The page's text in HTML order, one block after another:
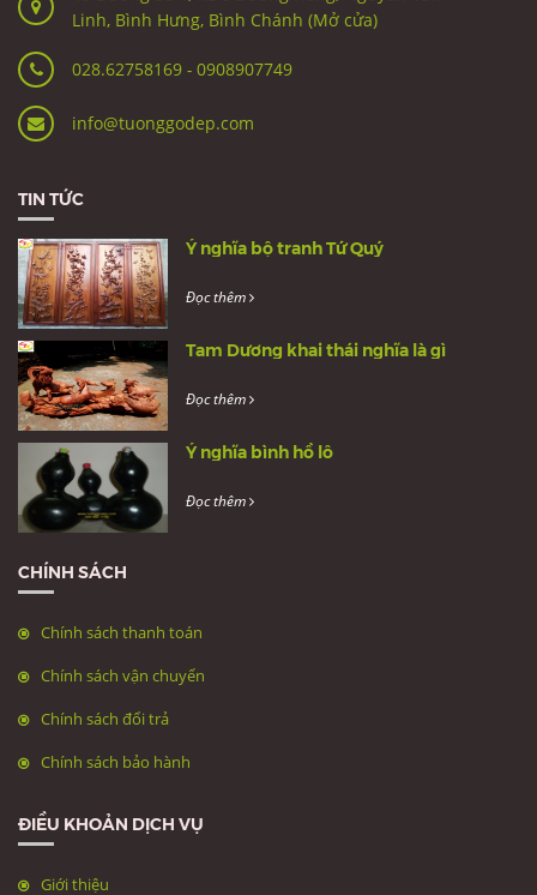
Linh, Bình Hưng, Bình Chánh (Mở cửa)
028.62758169 - 0908907749
info@tuonggodep.com
TIN TỨC
Ý nghĩa bộ tranh Tứ Quý
Đọc thêm
Tam Dương khai thái nghĩa là gì
Đọc thêm
Ý nghĩa bình hồ lô
Đọc thêm
CHÍNH SÁCH
Chính sách thanh toán
Chính sách vận chuyển
Chính sách đổi trả
Chính sách bảo hành
ĐIỀU KHOẢN DỊCH VỤ
Giới thiệu